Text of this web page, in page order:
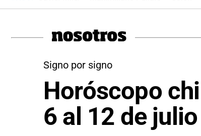
Signo por signo
Horóscopo
6 al 12 de julio